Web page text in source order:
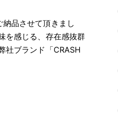
品させて頂きまし
を感じる、存在感抜群
社ブランド「CRASH